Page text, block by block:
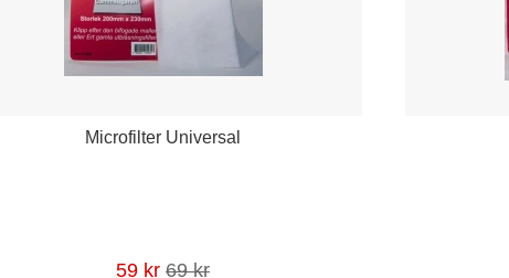
Microfilter Universal
59 kr 69 kr